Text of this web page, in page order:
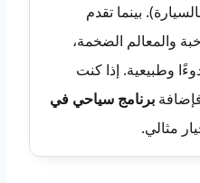
بينما تقدم
والمعالم الضخمة،
وطبيعية. إذا كنت
برنامج سياحي في
مثالي.